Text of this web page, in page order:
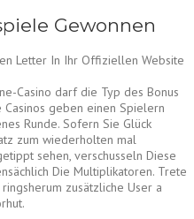
Gewonnen
Casino darf die Typ des Bonus
geben einen Spielern
Runde. Sofern Sie Glück
zum wiederholten mal
sehen, verschusseln Diese
Die Multiplikatoren. Trete
zusätzliche User a